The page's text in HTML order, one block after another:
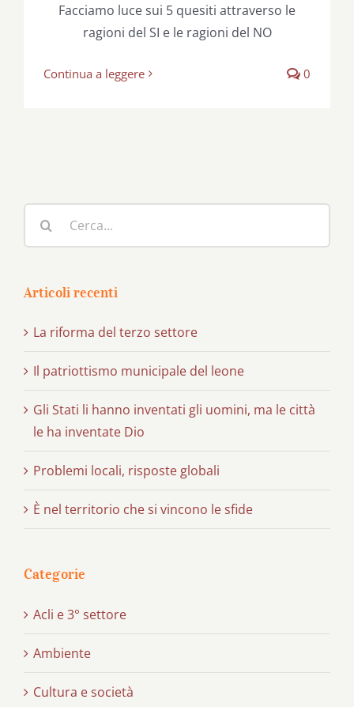
Facciamo luce sui 5 quesiti attraverso le
ragioni del SI e le ragioni del NO
Continua a leggere 0
per:
Articoli recenti
La riforma del terzo settore
Il patriottismo municipale del leone
Gli Stati li hanno inventati gli uomini, ma le città
le ha inventate Dio
Problemi locali, risposte globali
È nel territorio che si vincono le sfide
Categorie
Acli e 3° settore
Ambiente
Cultura e società